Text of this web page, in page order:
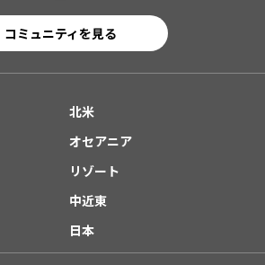
コミュニティを見る
北米
オセアニア
リゾート
中近東
日本